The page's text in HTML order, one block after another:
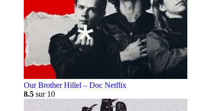
Our Brother Hillel – Doc Netflix
8.5 sur 10